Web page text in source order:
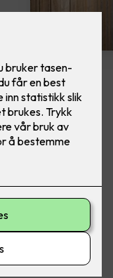
grafitt
Ferdig
nedlys for